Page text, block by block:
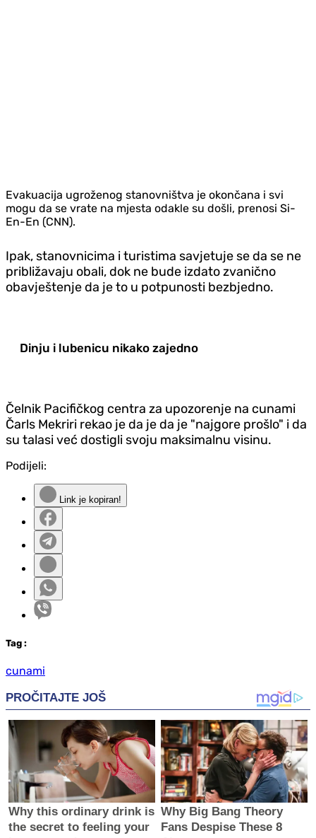
Evakuacija ugroženog stanovništva je okončana i svi
mogu da se vrate na mjesta odakle su došli, prenosi Si-
En-En (CNN).
Ipak, stanovnicima i turistima savjetuje se da se ne
približavaju obali, dok ne bude izdato zvanično
obavještenje da je to u potpunosti bezbjedno.
Dinju i lubenicu nikako zajedno
Čelnik Pacifičkog centra za upozorenje na cunami
Čarls Mekriri rekao je da je da je "najgore prošlo" i da
su talasi već dostigli svoju maksimalnu visinu.
Podijeli:
Link je kopiran!
Tag :
cunami